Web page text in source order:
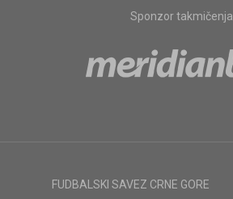
Sponzor takmičenja
FUDBALSKI SAVEZ CRNE GORE